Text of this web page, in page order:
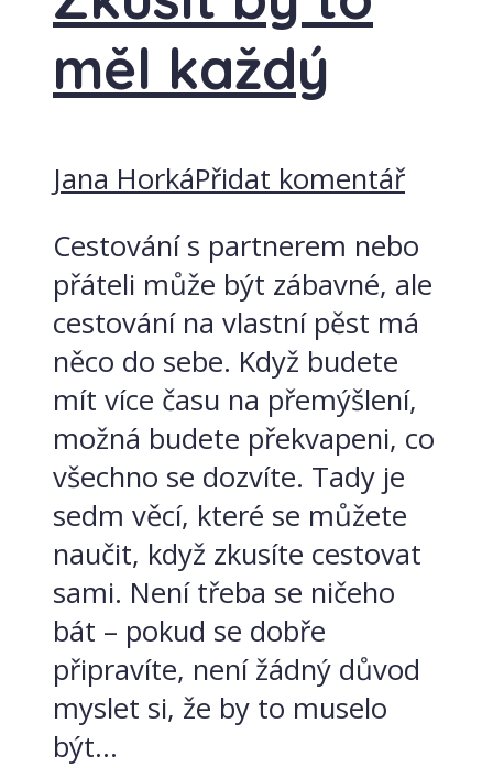
měl každý
Jana HorkáPřidat komentář
Cestování s partnerem nebo
přáteli může být zábavné, ale
cestování na vlastní pěst má
něco do sebe. Když budete
mít více času na přemýšlení,
možná budete překvapeni, co
všechno se dozvíte. Tady je
sedm věcí, které se můžete
naučit, když zkusíte cestovat
sami. Není třeba se ničeho
bát – pokud se dobře
připravíte, není žádný důvod
myslet si, že by to muselo
být...